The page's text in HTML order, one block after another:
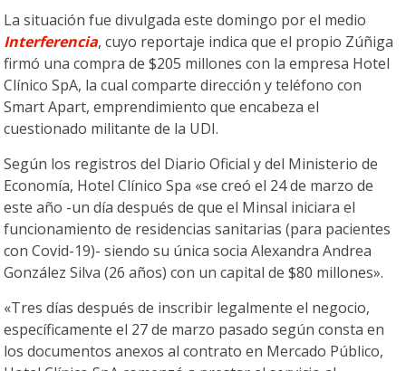
La situación fue divulgada este domingo por el medio
Interferencia, cuyo reportaje indica que el propio Zúñiga
firmó una compra de $205 millones con la empresa Hotel
Clínico SpA, la cual comparte dirección y teléfono con
Smart Apart, emprendimiento que encabeza el
cuestionado militante de la UDI.
Según los registros del Diario Oficial y del Ministerio de
Economía, Hotel Clínico Spa «se creó el 24 de marzo de
este año -un día después de que el Minsal iniciara el
funcionamiento de residencias sanitarias (para pacientes
con Covid-19)- siendo su única socia Alexandra Andrea
González Silva (26 años) con un capital de $80 millones».
«Tres días después de inscribir legalmente el negocio,
específicamente el 27 de marzo pasado según consta en
los documentos anexos al contrato en Mercado Público,